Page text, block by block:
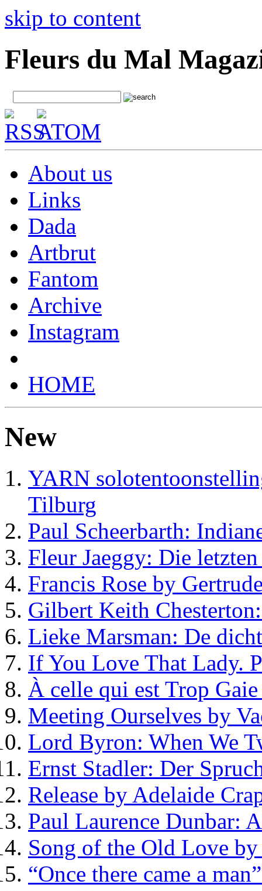
skip to content
Fleurs du Mal
About us
Links
Dada
Artbrut
Fantom
Archive
Instagram
HOME
New
YARN
Tilburg
Paul Scheerbarth:
Fleur Jaeggy: Die
Francis Rose by
Gilbert Keith
Lieke Marsman: De
If You Love That Lady.
À celle qui est Trop
Meeting Ourselves by
Lord Byron: When We
Ernst Stadler: Der
Release by Adelaide
Paul Laurence Dunbar:
Song of the Old Love
“Once there came a